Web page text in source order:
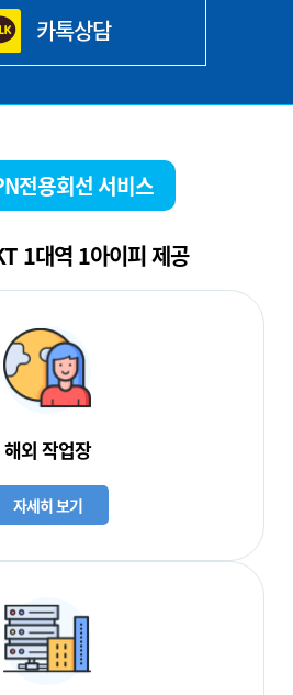
카톡상담
전용회선 서비스
1대역 1아이피 제공
해외 작업장
자세히 보기